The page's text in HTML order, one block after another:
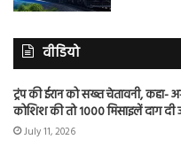
वीडियो
ट्रंप की ईरान को सख्त चेतावनी, कहा-
कोशिश की तो 1000 मिसाइलें दाग दी
July 11, 2026